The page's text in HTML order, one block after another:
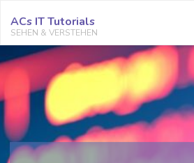
Inhalt
springen
ACs IT Tutorials
SEHEN & VERSTEHEN